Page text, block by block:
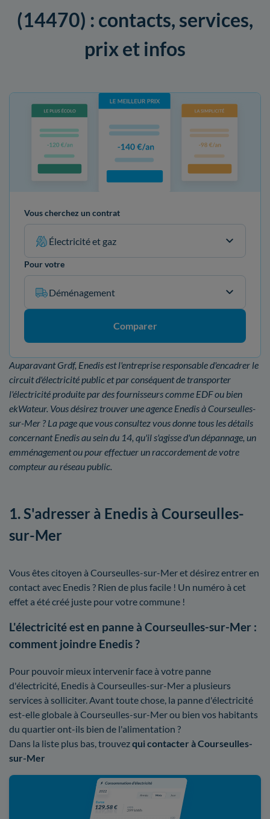
(14470) : contacts, services,
prix et infos
Vous cherchez un contrat
Électricité et gaz
Pour votre
Déménagement
Comparer
Auparavant Grdf, Enedis est l'entreprise responsable d'encadrer le
circuit d'électricité public et par conséquent de transporter
l'électricité produite par des fournisseurs comme EDF ou bien
ekWateur. Vous désirez trouver une agence Enedis à Courseulles-
sur-Mer ? La page que vous consultez vous donne tous les détails
concernant Enedis au sein du 14, qu'il s'agisse d'un dépannage, un
emménagement ou pour effectuer un raccordement de votre
compteur au réseau public.
1. S'adresser à Enedis à Courseulles-
sur-Mer
Vous êtes citoyen à Courseulles-sur-Mer et désirez entrer en
contact avec Enedis ? Rien de plus facile ! Un numéro à cet
effet a été créé juste pour votre commune !
L'électricité est en panne à Courseulles-sur-Mer :
comment joindre Enedis ?
Pour pouvoir mieux intervenir face à votre panne
d'électricité, Enedis à Courseulles-sur-Mer a plusieurs
services à solliciter. Avant toute chose, la panne d'électricité
est-elle globale à Courseulles-sur-Mer ou bien vos habitants
du quartier ont-ils bien de l'alimentation ?
Dans la liste plus bas, trouvezqui contacter à Courseulles-
sur-Mer